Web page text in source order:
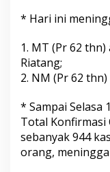
* Hari ini
1. MT (Pr 62 thn)
Riatang;
2. NM (Pr 62
* Sampai Selasa
Total Konfirmasi
sebanyak 944
orang,